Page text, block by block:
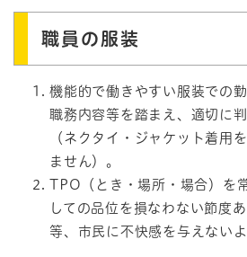
職員の服装
機能的で働きやすい服装での
職務内容等を踏まえ、適切に
（ネクタイ・ジャケット着用
ません）。
TPO（とき・場所・場合）を
しての品位を損なわない節度
等、市民に不快感を与えない